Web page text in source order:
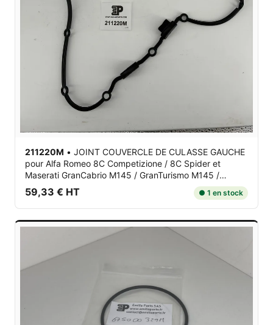
211220M • JOINT COUVERCLE DE CULASSE GAUCHE
pour Alfa Romeo 8C Competizione / 8C Spider et
Maserati GranCabrio M145 / GranTurismo M145 /
Quattroporte V M139
59,33 € HT ● 1 en stock